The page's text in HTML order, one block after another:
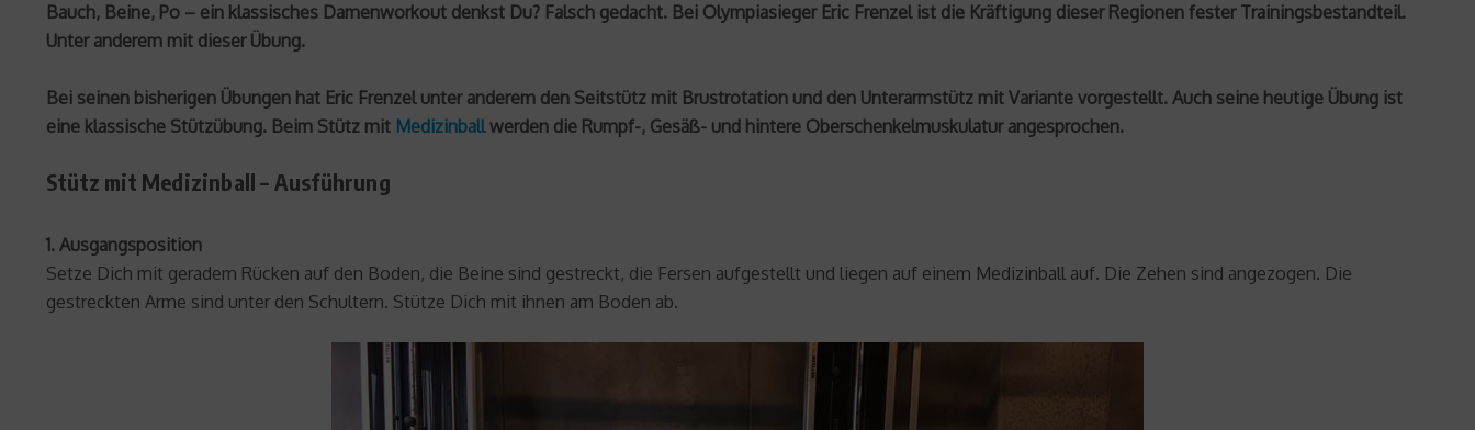
Bauch, Beine, Po – ein klassisches Damenworkout denkst Du? Falsch gedacht. Bei Olympiasieger Eric Frenzel ist die Kräftigung dieser Regionen fester Trainingsbestandteil.
Unter anderem mit dieser Übung.
Bei seinen bisherigen Übungen hat Eric Frenzel unter anderem den Seitstütz mit Brustrotation und den Unterarmstütz mit Variante vorgestellt. Auch seine heutige Übung ist
eine klassische Stützübung. Beim Stütz mit Medizinballwerden die Rumpf-, Gesäß- und hintere Oberschenkelmuskulatur angesprochen.
Stütz mit Medizinball – Ausführung
1. Ausgangsposition
Setze Dich mit geradem Rücken auf den Boden, die Beine sind gestreckt, die Fersen aufgestellt und liegen auf einem Medizinball auf. Die Zehen sind angezogen. Die
gestreckten Arme sind unter den Schultern. Stütze Dich mit ihnen am Boden ab.